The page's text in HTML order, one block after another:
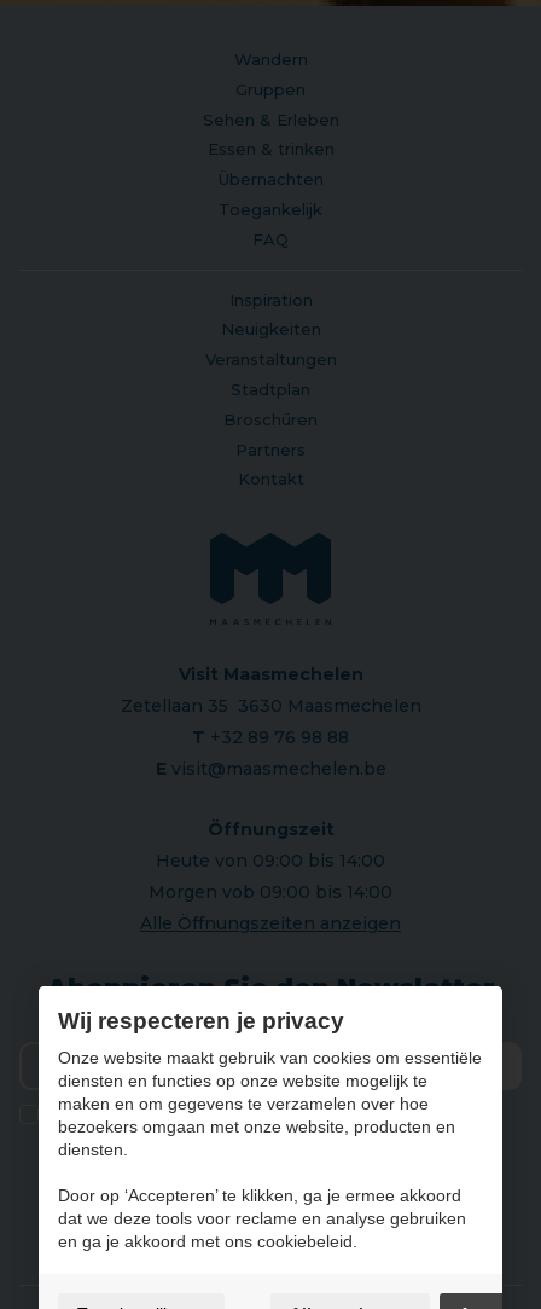
Wandern
Gruppen
Sehen & Erleben
Essen & trinken
Übernachten
Toegankelijk
FAQ
Inspiration
Neuigkeiten
Veranstaltungen
Stadtplan
Broschüren
Partners
Kontakt
Visit Maasmechelen
Zetellaan 35 3630 Maasmechelen
T +32 89 76 98 88
E visit@maasmechelen.be
Öffnungszeit
Heute von 09:00 bis 14:00
Morgen vob 09:00 bis 14:00
Alle Öffnungszeiten anzeigen
Abonnieren Sie den Newsletter
Ik geef de toestemming om mijn gegevens te bewaren en
verwerken zoals aangegeven in onzeprivacy statement
NL DE EN
Wij respecteren je privacy
Onze website maakt gebruik van cookies om essentiële
diensten en functies op onze website mogelijk te
maken en om gegevens te verzamelen over hoe
bezoekers omgaan met onze website, producten en
diensten.
Door op ‘Accepteren’ te klikken, ga je ermee akkoord
dat we deze tools voor reclame en analyse gebruiken
en ga je akkoord met ons cookiebeleid.